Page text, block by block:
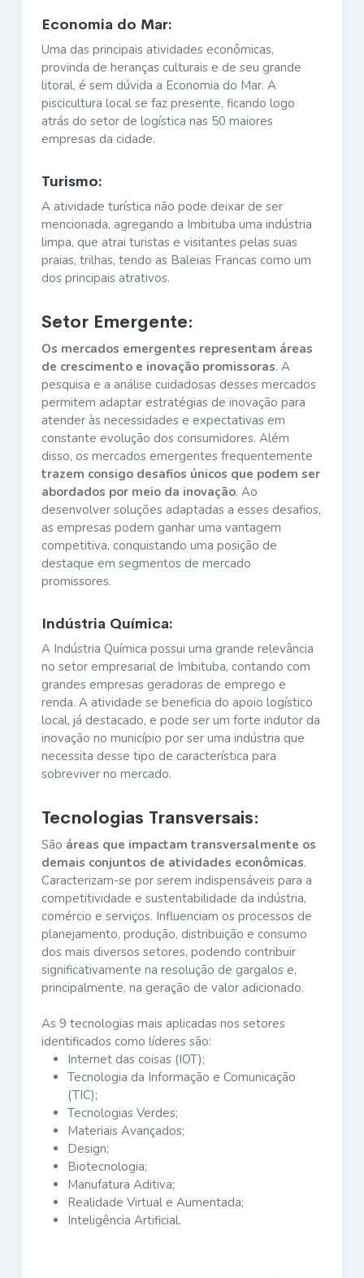
Economia do Mar:
Uma das principais atividades econômicas,
provinda de heranças culturais e de seu grande
litoral, é sem dúvida a Economia do Mar. A
piscicultura local se faz presente, ficando logo
atrás do setor de logística nas 50 maiores
empresas da cidade.
Turismo:
A atividade turística não pode deixar de ser
mencionada, agregando a Imbituba uma indústria
limpa, que atrai turistas e visitantes pelas suas
praias, trilhas, tendo as Baleias Francas como um
dos principais atrativos.
Setor Emergente:
Os mercados emergentes representam áreas
de crescimento e inovação promissoras. A
pesquisa e a análise cuidadosas desses mercados
permitem adaptar estratégias de inovação para
atender às necessidades e expectativas em
constante evolução dos consumidores. Além
disso, os mercados emergentes frequentemente
trazem consigo desafios únicos que podem ser
abordados por meio da inovação. Ao
desenvolver soluções adaptadas a esses desafios,
as empresas podem ganhar uma vantagem
competitiva, conquistando uma posição de
destaque em segmentos de mercado
promissores.
Indústria Química:
A Indústria Química possui uma grande relevância
no setor empresarial de Imbituba, contando com
grandes empresas geradoras de emprego e
renda. A atividade se beneficia do apoio logístico
local, já destacado, e pode ser um forte indutor da
inovação no município por ser uma indústria que
necessita desse tipo de característica para
sobreviver no mercado.
Tecnologias Transversais:
São áreas que impactam transversalmente os
demais conjuntos de atividades econômicas.
Caracterizam-se por serem indispensáveis para a
competitividade e sustentabilidade da indústria,
comércio e serviços. Influenciam os processos de
planejamento, produção, distribuição e consumo
dos mais diversos setores, podendo contribuir
significativamente na resolução de gargalos e,
principalmente, na geração de valor adicionado.
As 9 tecnologias mais aplicadas nos setores
identificados como líderes são:
Internet das coisas (IOT);
Tecnologia da Informação e Comunicação
(TIC);
Tecnologias Verdes;
Materiais Avançados;
Design;
Biotecnologia;
Manufatura Aditiva;
Realidade Virtual e Aumentada;
Inteligência Artificial.